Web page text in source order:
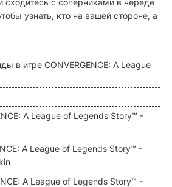
сходитесь с соперниками в череде
узнать, кто на вашей стороне, а
в игре CONVERGENCE: A League
A League of Legends Story™ -
A League of Legends Story™ -
A League of Legends Story™ -